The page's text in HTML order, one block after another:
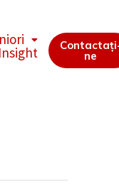
Insight ne